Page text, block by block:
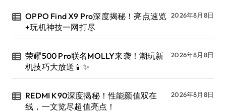
OPPO Find X9 Pro深度揭秘！亮点速览
+玩机神技一网打尽
2026年8月8日
荣耀500 Pro联名MOLLY来袭！潮玩新
机技巧大放送📱✨
2026年8月8日
REDMI K90深度揭秘！性能颜值双在
线，一文览尽超值亮点！
2026年8月8日